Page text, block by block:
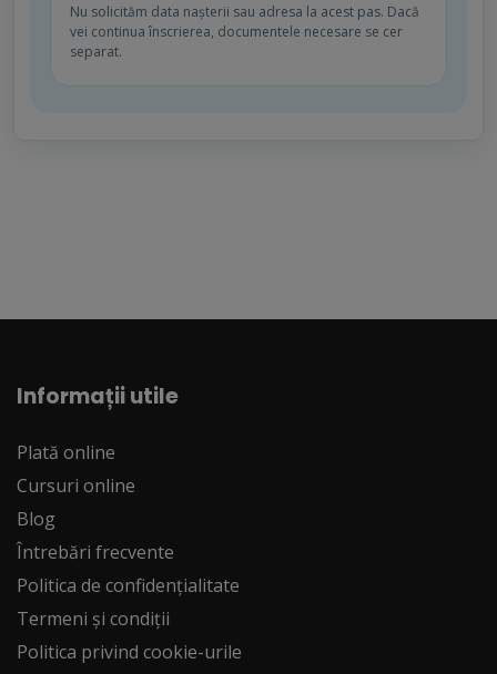
Nu solicităm data nașterii sau adresa la acest pas. Dacă
vei continua înscrierea, documentele necesare se cer
separat.
Informații utile
Plată online
Cursuri online
Blog
Întrebări frecvente
Politica de confidențialitate
Termeni și condiții
Politica privind cookie-urile